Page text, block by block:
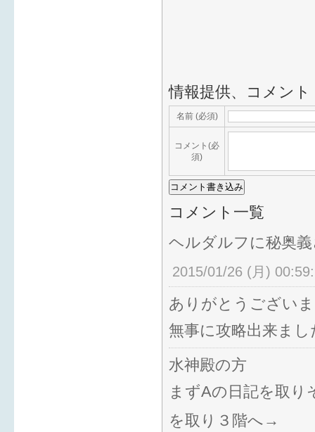
情報提供、コメント
名前 (必須)
コメント(必
須)
コメント一覧
ヘルダルフに秘奥
2015/01/26 (月)
ありがとうござい
無事に攻略出来まし
水神殿の方
まずAの日記を取
を取り３階へ→